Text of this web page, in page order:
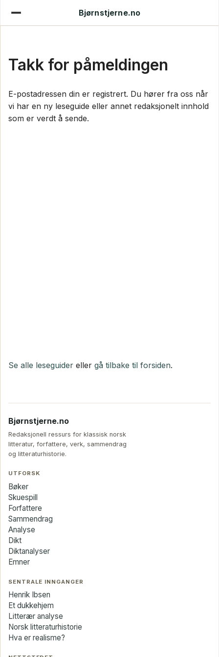
Bjørnstjerne.no
Takk for påmeldingen
E-postadressen din er registrert. Du hører fra oss når
vi har en ny leseguide eller annet redaksjonelt innhold
som er verdt å sende.
Se alle leseguider eller gå tilbake til forsiden.
Bjørnstjerne.no
Redaksjonell ressurs for klassisk norsk
litteratur, forfattere, verk, sammendrag
og litteraturhistorie.
UTFORSK
Bøker
Skuespill
Forfattere
Sammendrag
Analyse
Dikt
Diktanalyser
Emner
SENTRALE INNGANGER
Henrik Ibsen
Et dukkehjem
Litterær analyse
Norsk litteraturhistorie
Hva er realisme?